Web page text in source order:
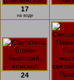
17
на воде
24